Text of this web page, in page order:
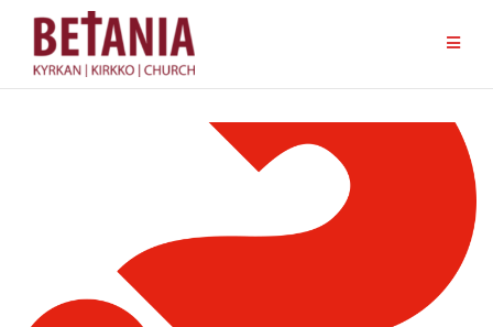
Hoppa
innehåll